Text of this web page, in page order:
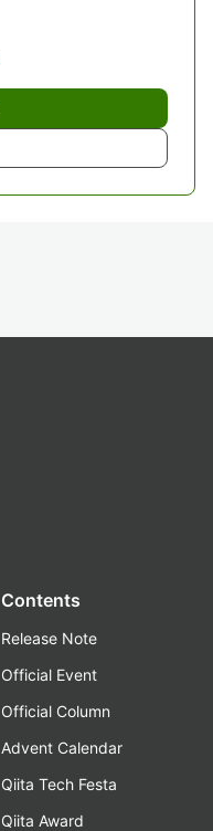
Contents
Release Note
Official Event
Official Column
Advent Calendar
Qiita Tech Festa
Qiita Award